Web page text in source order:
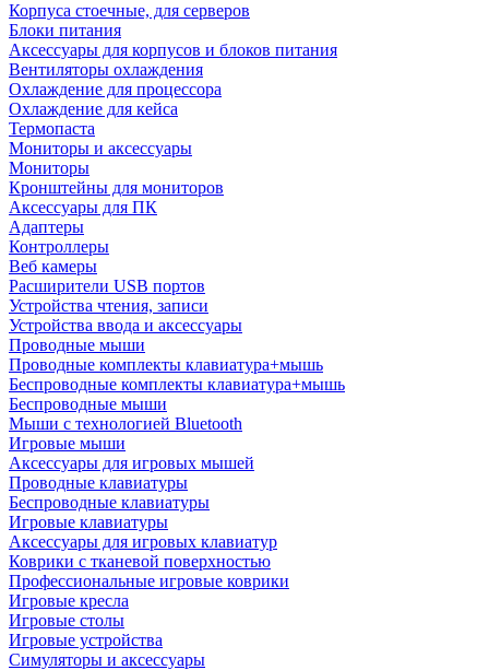
Корпуса стоечные, для серверов
Блоки питания
Аксессуары для корпусов и блоков питания
Вентиляторы охлаждения
Охлаждение для процессора
Охлаждение для кейса
Термопаста
Мониторы и аксессуары
Мониторы
Кронштейны для мониторов
Аксессуары для ПК
Адаптеры
Контроллеры
Веб камеры
Расширители USB портов
Устройства чтения, записи
Устройства ввода и аксессуары
Проводные мыши
Проводные комплекты клавиатура+мышь
Беспроводные комплекты клавиатура+мышь
Беспроводные мыши
Мыши с технологией Bluetooth
Игровые мыши
Аксессуары для игровых мышей
Проводные клавиатуры
Беспроводные клавиатуры
Игровые клавиатуры
Аксессуары для игровых клавиатур
Коврики с тканевой поверхностью
Профессиональные игровые коврики
Игровые кресла
Игровые столы
Игровые устройства
Симуляторы и аксессуары